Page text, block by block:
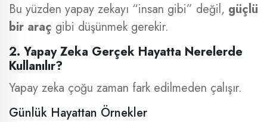
Bu yüzden yapay zekayı “insan gibi” değil, güçlü
bir araç gibi düşünmek gerekir.
2. Yapay Zeka Gerçek Hayatta Nerelerde
Kullanılır?
Yapay zeka çoğu zaman fark edilmeden çalışır.
Günlük Hayattan Örnekler